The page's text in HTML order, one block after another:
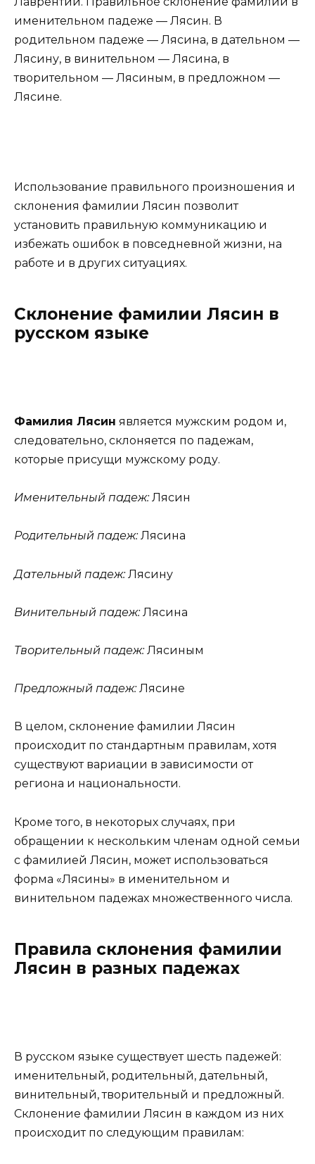
именительном падеже — Лясин. В
родительном падеже — Лясина, в дательном —
Лясину, в винительном — Лясина, в
творительном — Лясиным, в предложном —
Лясине.
Использование правильного произношения и
склонения фамилии Лясин позволит
установить правильную коммуникацию и
избежать ошибок в повседневной жизни, на
работе и в других ситуациях.
Склонение фамилии Лясин в
русском языке
Фамилия Лясин является мужским родом и,
следовательно, склоняется по падежам,
которые присущи мужскому роду.
Именительный падеж:Лясин
Родительный падеж:Лясина
Дательный падеж:Лясину
Винительный падеж:Лясина
Творительный падеж:Лясиным
Предложный падеж:Лясине
В целом, склонение фамилии Лясин
происходит по стандартным правилам, хотя
существуют вариации в зависимости от
региона и национальности.
Кроме того, в некоторых случаях, при
обращении к нескольким членам одной семьи
с фамилией Лясин, может использоваться
форма «Лясины» в именительном и
винительном падежах множественного числа.
Правила склонения фамилии
Лясин в разных падежах
В русском языке существует шесть падежей:
именительный, родительный, дательный,
винительный, творительный и предложный.
Склонение фамилии Лясин в каждом из них
происходит по следующим правилам: